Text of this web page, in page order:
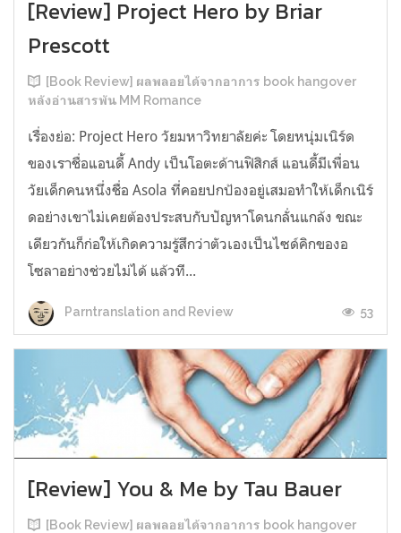
[Review] Project Hero by Briar
Prescott
[Book Review] ผลพลอยได้จากอาการ book hangover
หลังอ่านสารพัน MM Romance
เรื่องย่อ: Project Hero วัยมหาวิทยาลัยค่ะ โดยหนุ่มเนิร์ด
ของเราชื่อแอนดี้ Andy เป็นโอตะด้านฟิสิกส์ แอนดี้มีเพื่อน
วัยเด็กคนหนึ่งชื่อ Asola ที่คอยปกป้องอยู่เสมอทำให้เด็กเนิร์
ดอย่างเขาไม่เคยต้องประสบกับปัญหาโดนกลั่นแกล้ง ขณะ
เดียวกันก็ก่อให้เกิดความรู้สึกว่าตัวเองเป็นไซด์คิกของอ
โซลาอย่างช่วยไม่ได้ แล้วที...
Parntranslation and Review 53
[Review] You & Me by Tau Bauer
[Book Review] ผลพลอยได้จากอาการ book hangover